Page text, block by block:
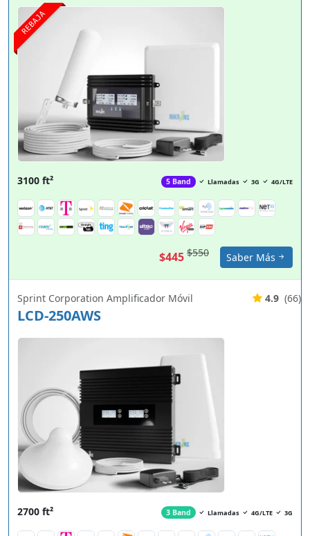
REBAJA
3100 ft² 5 Band Llamadas 3G 4G/LTE
$445 $550 Saber Más
Sprint Corporation Amplificador Móvil
LCD-250AWS
4.9 (66)
2700 ft² 3 Band Llamadas 4G/LTE 3G